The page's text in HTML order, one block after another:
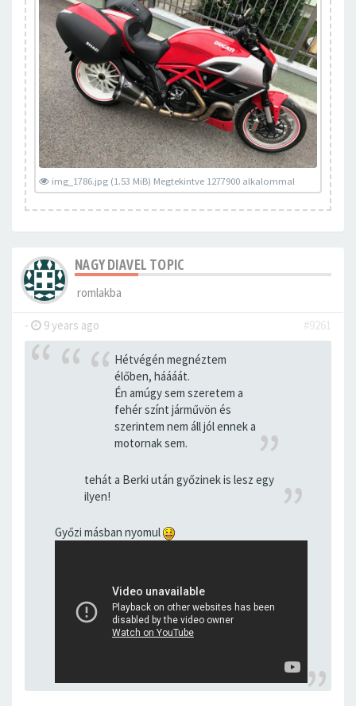
img_1786.jpg (1.53 MiB) Megtekintve 1277900 alkalommal
NAGY DIAVEL TOPIC
romlakba
- 9 years ago #9261
Hétvégén megnéztem
élőben, háááát.
Én amúgy sem szeretem a
fehér színt járművön és
szerintem nem áll jól ennek a
motornak sem.
tehát a Berki után győzinek is lesz egy
ilyen!
Győzi másban nyomul